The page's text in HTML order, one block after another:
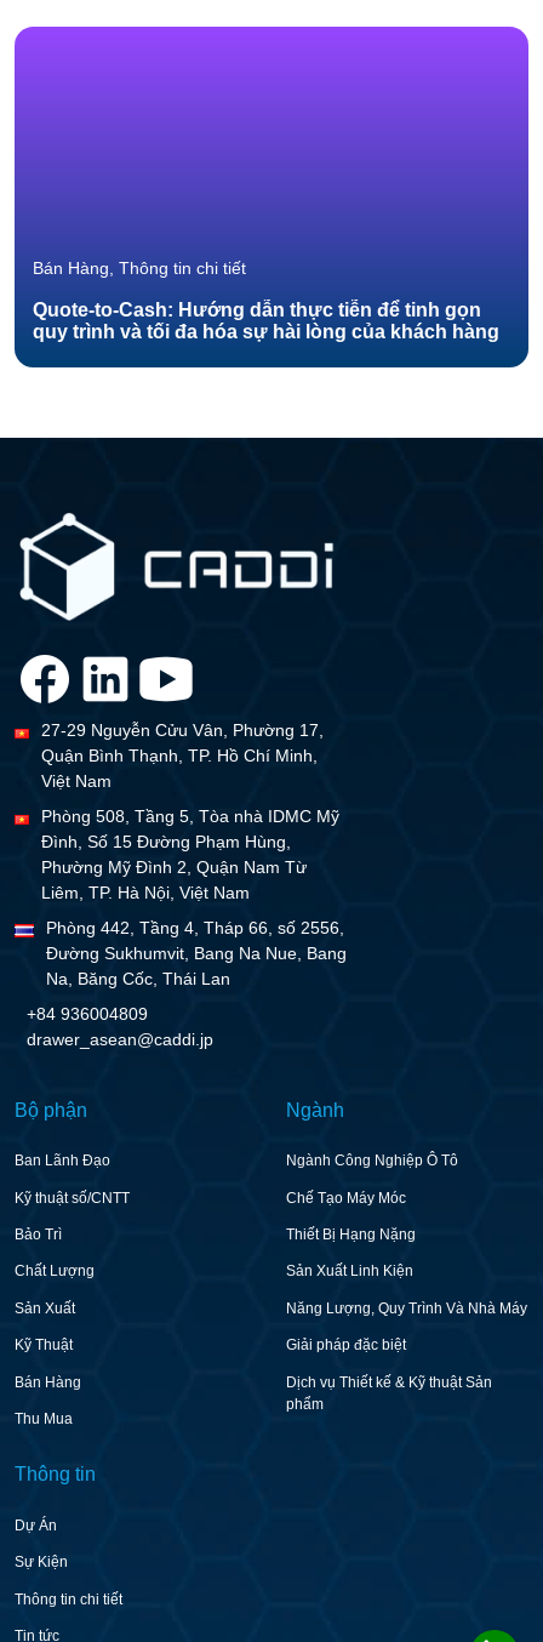
Bán Hàng, Thông tin chi tiết
Quote-to-Cash: Hướng dẫn thực tiễn để tinh gọn
quy trình và tối đa hóa sự hài lòng của khách hàng
27-29 Nguyễn Cửu Vân, Phường 17,
Quận Bình Thạnh, TP. Hồ Chí Minh,
Việt Nam
Phòng 508, Tầng 5, Tòa nhà IDMC Mỹ
Đình, Số 15 Đường Phạm Hùng,
Phường Mỹ Đình 2, Quận Nam Từ
Liêm, TP. Hà Nội, Việt Nam
Phòng 442, Tầng 4, Tháp 66, số 2556,
Đường Sukhumvit, Bang Na Nue, Bang
Na, Băng Cốc, Thái Lan
+84 936004809
drawer_asean@caddi.jp
Bộ phận
Ban Lãnh Đạo
Kỹ thuật số/CNTT
Bảo Trì
Chất Lượng
Sản Xuất
Kỹ Thuật
Bán Hàng
Thu Mua
Ngành
Ngành Công Nghiệp Ô Tô
Chế Tạo Máy Móc
Thiết Bị Hạng Nặng
Sản Xuất Linh Kiện
Năng Lượng, Quy Trình Và Nhà Máy
Giải pháp đặc biệt
Dịch vụ Thiết kế & Kỹ thuật Sản
phẩm
Thông tin
Dự Án
Sự Kiện
Thông tin chi tiết
Tin tức